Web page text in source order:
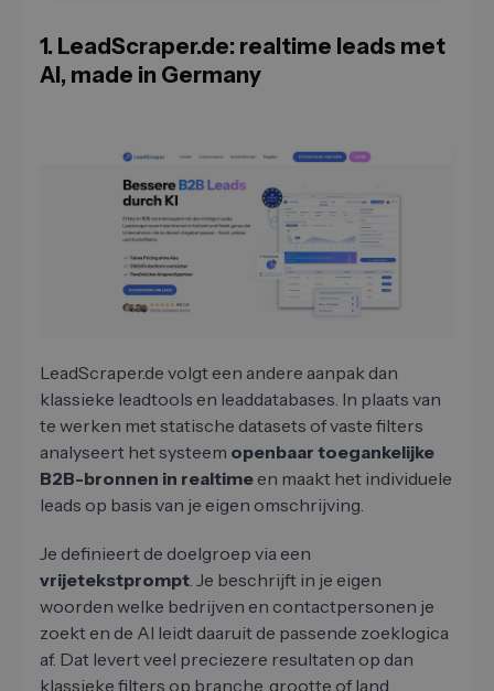
1. LeadScraper.de: realtime leads met
AI, made in Germany
LeadScraper.de volgt een andere aanpak dan
klassieke leadtools en leaddatabases. In plaats van
te werken met statische datasets of vaste filters
analyseert het systeem openbaar toegankelijke
B2B-bronnen in realtime en maakt het individuele
leads op basis van je eigen omschrijving.
Je definieert de doelgroep via een
vrijetekstprompt. Je beschrijft in je eigen
woorden welke bedrijven en contactpersonen je
zoekt en de AI leidt daaruit de passende zoeklogica
af. Dat levert veel preciezere resultaten op dan
klassieke filters op branche, grootte of land.